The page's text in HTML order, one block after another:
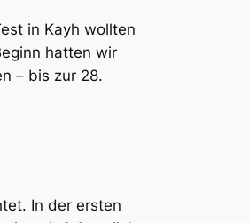
in Kayh wollten
hatten wir
– bis zur 28.
In der ersten